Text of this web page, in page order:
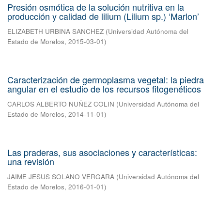
Presión osmótica de la solución nutritiva en la
producción y calidad de lilium (Lilium sp.) ‘Marlon’
ELIZABETH URBINA SANCHEZ (Universidad Autónoma del
Estado de Morelos, 2015-03-01)
Caracterización de germoplasma vegetal: la piedra
angular en el estudio de los recursos fitogenéticos
CARLOS ALBERTO NUÑEZ COLIN (Universidad Autónoma del
Estado de Morelos, 2014-11-01)
Las praderas, sus asociaciones y características:
una revisión
JAIME JESUS SOLANO VERGARA (Universidad Autónoma del
Estado de Morelos, 2016-01-01)